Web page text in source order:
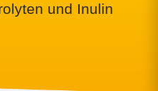
und Inulin